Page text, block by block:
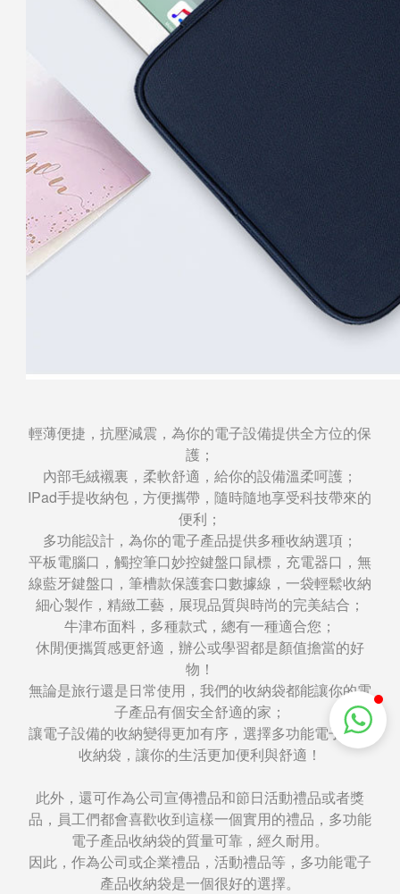
輕薄便捷，抗壓減震，為你的電子設備提供全方位的保
護；
內部毛絨襯裏，柔軟舒適，給你的設備溫柔呵護；
IPad手提收納包，方便攜帶，隨時隨地享受科技帶來的
便利；
多功能設計，為你的電子產品提供多種收納選項；
平板電腦口，觸控筆口妙控鍵盤口鼠標，充電器口，無
線藍牙鍵盤口，筆槽款保護套口數據線，一袋輕鬆收納
細心製作，精緻工藝，展現品質與時尚的完美結合；
牛津布面料，多種款式，總有一種適合您；
休閒便攜質感更舒適，辦公或學習都是顏值擔當的好
物！
無論是旅行還是日常使用，我們的收納袋都能讓你的電
子產品有個安全舒適的家；
讓電子設備的收納變得更加有序，選擇多功能電子產品
收納袋，讓你的生活更加便利與舒適！
此外，還可作為公司宣傳禮品和節日活動禮品或者獎
品，員工們都會喜歡收到這樣一個實用的禮品，多功能
電子產品收納袋的質量可靠，經久耐用。
因此，作為公司或企業禮品，活動禮品等，多功能電子
產品收納袋是一個很好的選擇。